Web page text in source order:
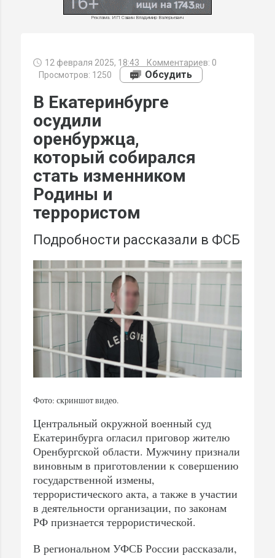
Реклама. ИП Савин Владимир Валерьевич
12 февраля 2025, 18:43 Комментариев: 0
Просмотров: 1250
Обсудить
В Екатеринбурге
осудили
оренбуржца,
который собирался
стать изменником
Родины и
террористом
Подробности рассказали в ФСБ
Фото: скриншот видео.
Центральный окружной военный суд
Екатеринбурга огласил приговор жителю
Оренбургской области. Мужчину признали
виновным в приготовлении к совершению
государственной измены,
террористического акта, а также в участии
в деятельности организации, по законам
РФ признается террористической.
В региональном УФСБ России рассказали,